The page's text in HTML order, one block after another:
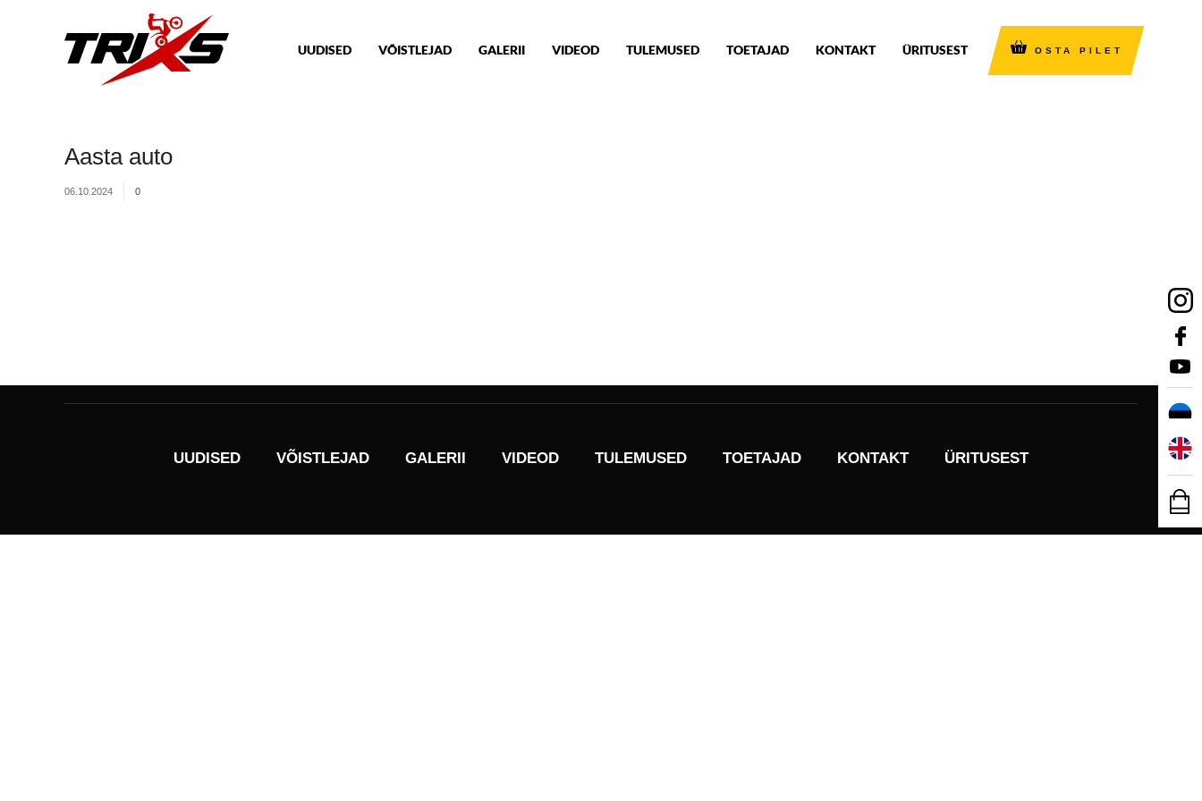
UUDISED VÕISTLEJAD GALERII VIDEOD TULEMUSED TOETAJAD KONTAKT ÜRITUSEST OSTA PILET
Aasta auto
06.10.2024 0
UUDISED VÕISTLEJAD GALERII VIDEOD TULEMUSED TOETAJAD KONTAKT ÜRITUSEST